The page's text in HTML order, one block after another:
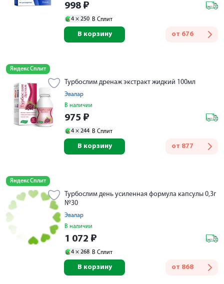
998 ₽
4 × 250 В Сплит
от 676
В корзину
Яндекс Сплит
Турбослим дренаж экстракт жидкий 100мл
Эвалар
В наличии
975 ₽
4 × 244 В Сплит
от 877
В корзину
Яндекс Сплит
Турбослим день усиленная формула капсулы 0,3г
№30
Эвалар
В наличии
1 072 ₽
4 × 268 В Сплит
от 868
В корзину